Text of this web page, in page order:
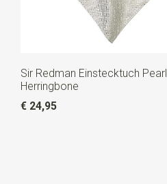
Sir Redman Einstecktuch Pearl
Herringbone
€ 24,95